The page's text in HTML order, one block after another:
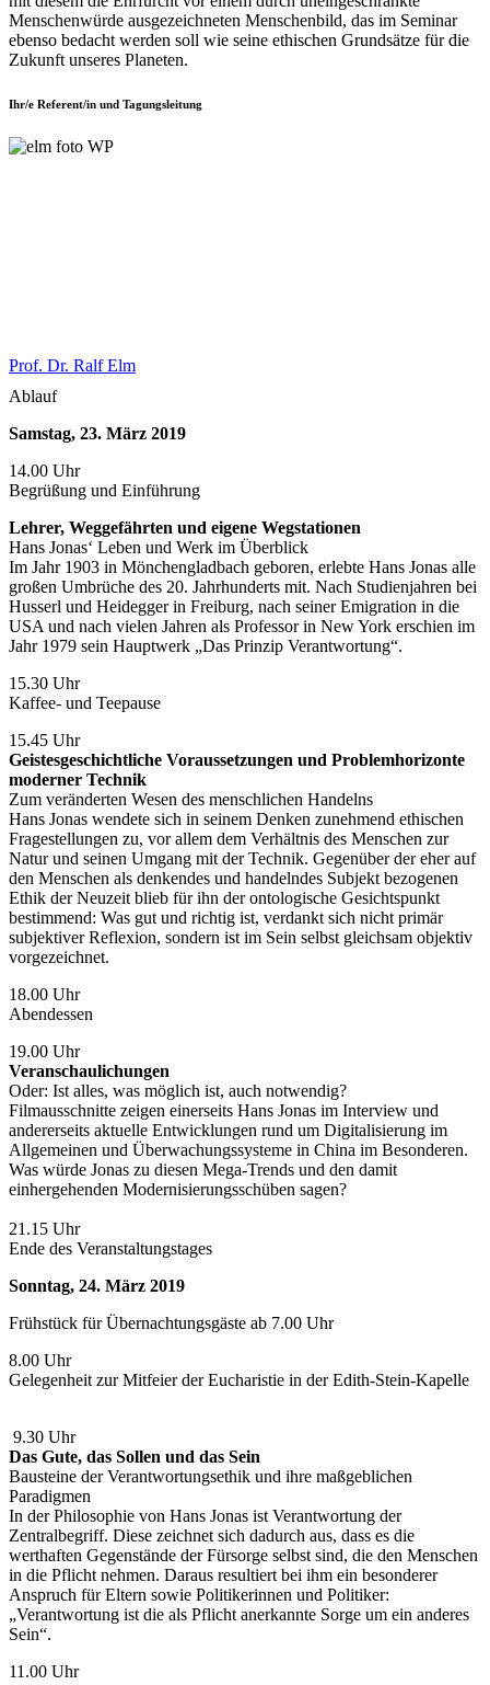
Menschenwürde ausgezeichneten Menschenbild, das im Seminar
ebenso bedacht werden soll wie seine ethischen Grundsätze für die
Zukunft unseres Planeten.
Ihr/e Referent/in und Tagungsleitung
Prof. Dr. Ralf Elm
Ablauf
Samstag, 23. März 2019
14.00 Uhr
Begrüßung und Einführung
Lehrer, Weggefährten und eigene Wegstationen
Hans Jonas‘ Leben und Werk im Überblick
Im Jahr 1903 in Mönchengladbach geboren, erlebte Hans Jonas alle
großen Umbrüche des 20. Jahrhunderts mit. Nach Studienjahren bei
Husserl und Heidegger in Freiburg, nach seiner Emigration in die
USA und nach vielen Jahren als Professor in New York erschien im
Jahr 1979 sein Hauptwerk „Das Prinzip Verantwortung“.
15.30 Uhr
Kaffee- und Teepause
15.45 Uhr
Geistesgeschichtliche Voraussetzungen und Problemhorizonte
moderner Technik
Zum veränderten Wesen des menschlichen Handelns
Hans Jonas wendete sich in seinem Denken zunehmend ethischen
Fragestellungen zu, vor allem dem Verhältnis des Menschen zur
Natur und seinen Umgang mit der Technik. Gegenüber der eher auf
den Menschen als denkendes und handelndes Subjekt bezogenen
Ethik der Neuzeit blieb für ihn der ontologische Gesichtspunkt
bestimmend: Was gut und richtig ist, verdankt sich nicht primär
subjektiver Reflexion, sondern ist im Sein selbst gleichsam objektiv
vorgezeichnet.
18.00 Uhr
Abendessen
19.00 Uhr
Veranschaulichungen
Oder: Ist alles, was möglich ist, auch notwendig?
Filmausschnitte zeigen einerseits Hans Jonas im Interview und
andererseits aktuelle Entwicklungen rund um Digitalisierung im
Allgemeinen und Überwachungssysteme in China im Besonderen.
Was würde Jonas zu diesen Mega-Trends und den damit
einhergehenden Modernisierungsschüben sagen?
21.15 Uhr
Ende des Veranstaltungstages
Sonntag, 24. März 2019
Frühstück für Übernachtungsgäste ab 7.00 Uhr
8.00 Uhr
Gelegenheit zur Mitfeier der Eucharistie in der Edith-Stein-Kapelle
9.30 Uhr
Das Gute, das Sollen und das Sein
Bausteine der Verantwortungsethik und ihre maßgeblichen
Paradigmen
In der Philosophie von Hans Jonas ist Verantwortung der
Zentralbegriff. Diese zeichnet sich dadurch aus, dass es die
werthaften Gegenstände der Fürsorge selbst sind, die den Menschen
in die Pflicht nehmen. Daraus resultiert bei ihm ein besonderer
Anspruch für Eltern sowie Politikerinnen und Politiker:
„Verantwortung ist die als Pflicht anerkannte Sorge um ein anderes
Sein“.
11.00 Uhr